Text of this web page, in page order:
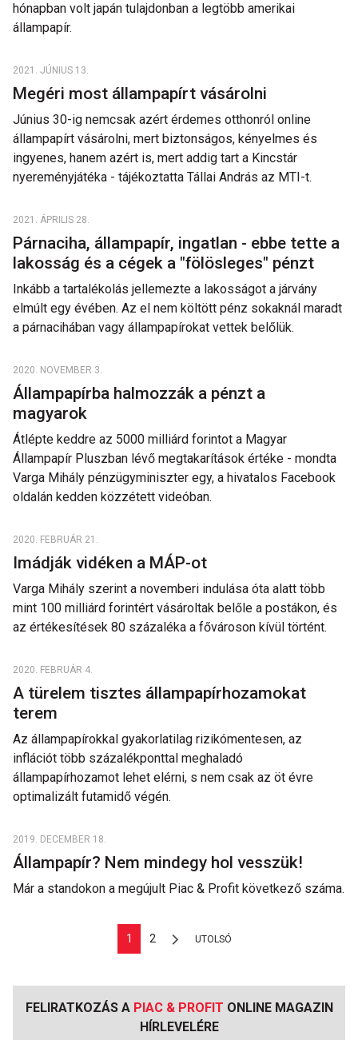
hónapban volt japán tulajdonban a legtöbb amerikai
állampapír.
2021. JÚNIUS 13.
Megéri most állampapírt vásárolni
Június 30-ig nemcsak azért érdemes otthonról online
állampapírt vásárolni, mert biztonságos, kényelmes és
ingyenes, hanem azért is, mert addig tart a Kincstár
nyereményjátéka - tájékoztatta Tállai András az MTI-t.
2021. ÁPRILIS 28.
Párnaciha, állampapír, ingatlan - ebbe tette a
lakosság és a cégek a "fölösleges" pénzt
Inkább a tartalékolás jellemezte a lakosságot a járvány
elmúlt egy évében. Az el nem költött pénz sokaknál maradt
a párnacihában vagy állampapírokat vettek belőlük.
2020. NOVEMBER 3.
Állampapírba halmozzák a pénzt a
magyarok
Átlépte keddre az 5000 milliárd forintot a Magyar
Állampapír Pluszban lévő megtakarítások értéke - mondta
Varga Mihály pénzügyminiszter egy, a hivatalos Facebook
oldalán kedden közzétett videóban.
2020. FEBRUÁR 21.
Imádják vidéken a MÁP-ot
Varga Mihály szerint a novemberi indulása óta alatt több
mint 100 milliárd forintért vásároltak belőle a postákon, és
az értékesítések 80 százaléka a fővároson kívül történt.
2020. FEBRUÁR 4.
A türelem tisztes állampapírhozamokat
terem
Az állampapírokkal gyakorlatilag rizikómentesen, az
inflációt több százalékponttal meghaladó
állampapírhozamot lehet elérni, s nem csak az öt évre
optimalizált futamidő végén.
2019. DECEMBER 18.
Állampapír? Nem mindegy hol vesszük!
Már a standokon a megújult Piac & Profit következő száma.
1 2 UTOLSÓ
FELIRATKOZÁS A PIAC & PROFIT ONLINE MAGAZIN
HÍRLEVELÉRE